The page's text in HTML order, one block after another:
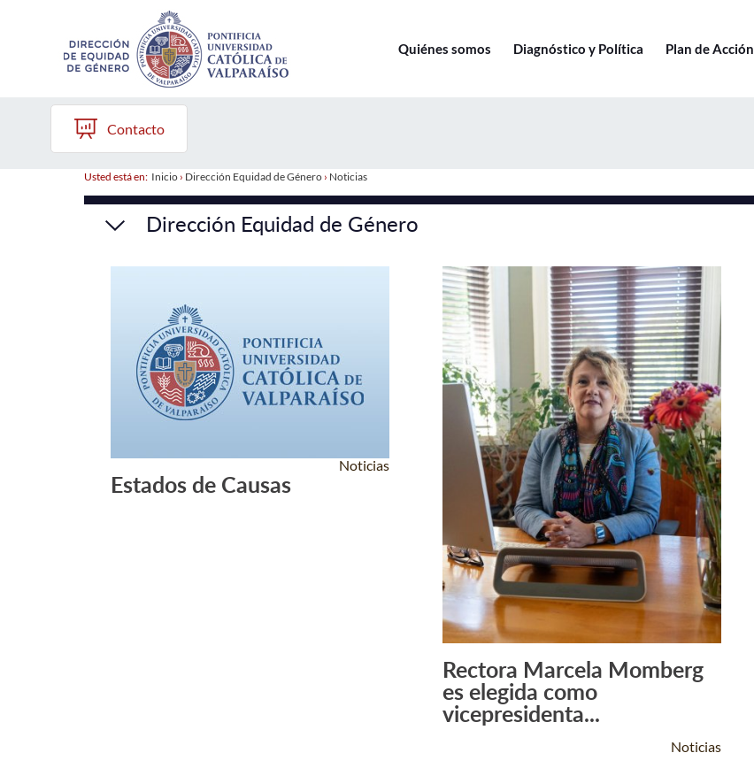
Quiénes somos Diagnóstico y Política Plan de Acción
Contacto
Usted está en: Inicio› Dirección Equidad de Género› Noticias
Dirección Equidad de Género
Leer Más +
Estados de Causas
Noticias
Leer Más +
Rectora Marcela Momberg
es elegida como
vicepresidenta...
Noticias